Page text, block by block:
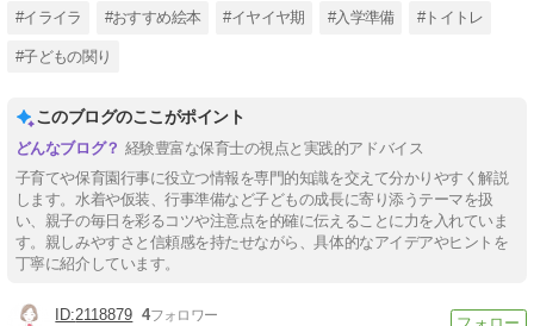
#イライラ #おすすめ絵本 #イヤイヤ期 #入学準備 #トイトレ
#子どもの関り
このブログのここがポイント
経験豊富な保育士の視点と実践的アドバイス
子育てや保育園行事に役立つ情報を専門的知識を交えて分かりやすく解説
します。水着や仮装、行事準備など子どもの成長に寄り添うテーマを扱
い、親子の毎日を彩るコツや注意点を的確に伝えることに力を入れていま
す。親しみやすさと信頼感を持たせながら、具体的なアイデアやヒントを
丁寧に紹介しています。
2118879 4